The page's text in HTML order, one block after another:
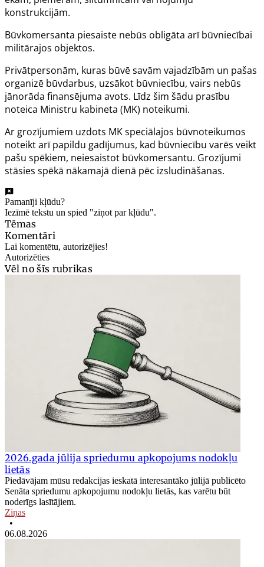
konstrukcijām.
Būvkomersanta piesaiste nebūs obligāta arī būvniecībai
militārajos objektos.
Privātpersonām, kuras būvē savām vajadzībām un pašas
organizē būvdarbus, uzsākot būvniecību, vairs nebūs
jānorāda finansējuma avots. Līdz šim šādu prasību
noteica Ministru kabineta (MK) noteikumi.
Ar grozījumiem uzdots MK speciālajos būvnoteikumos
noteikt arī papildu gadījumus, kad būvniecību varēs veikt
pašu spēkiem, neiesaistot būvkomersantu. Grozījumi
stāsies spēkā nākamajā dienā pēc izsludināšanas.
Pamanīji kļūdu?
Iezīmē tekstu un spied "ziņot par kļūdu".
Tēmas
Komentāri
Lai komentētu, autorizējies!
Autorizēties
Vēl no šīs rubrikas
2026.gada jūlija spriedumu apkopojums nodokļu
lietās
Piedāvājam mūsu redakcijas ieskatā interesantāko jūlijā publicēto
Senāta spriedumu apkopojumu nodokļu lietās, kas varētu būt
noderīgs lasītājiem.
Ziņas
•
06.08.2026